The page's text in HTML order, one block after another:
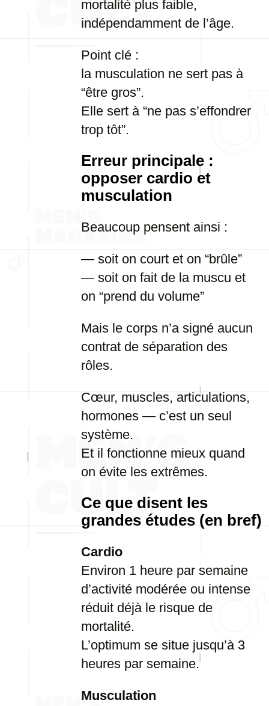
mortalité plus faible,
indépendamment de l’âge.
Point clé :
la musculation ne sert pas à
“être gros”.
Elle sert à “ne pas s’effondrer
trop tôt”.
Erreur principale :
opposer cardio et
musculation
Beaucoup pensent ainsi :
— soit on court et on “brûle”
— soit on fait de la muscu et
on “prend du volume”
Mais le corps n’a signé aucun
contrat de séparation des
rôles.
Cœur, muscles, articulations,
hormones — c’est un seul
système.
Et il fonctionne mieux quand
on évite les extrêmes.
Ce que disent les
grandes études (en bref)
Cardio
Environ 1 heure par semaine
d’activité modérée ou intense
réduit déjà le risque de
mortalité.
L’optimum se situe jusqu’à 3
heures par semaine.
Musculation